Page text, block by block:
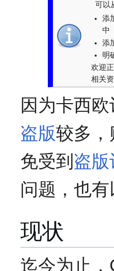
可以
添
中
添
明
欢迎
相关
因为卡西
盗版较多
免受到 盗
问题，也
现状
迄今为止